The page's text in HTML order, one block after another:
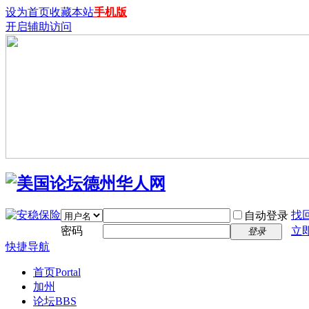
设为首页收藏本站手机版
开启辅助访问
自动登录 找
密码
登录
立
快捷导航
首页Portal
加州
论坛BBS